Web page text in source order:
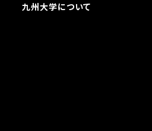
九州大学について